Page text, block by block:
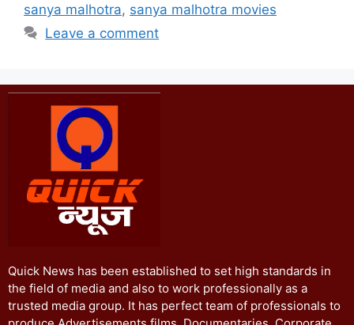
sanya malhotra, sanya malhotra movies
Leave a comment
Quick News has been established to set high standards in
the field of media and also to work professionally as a
trusted media group. It has perfect team of professionals to